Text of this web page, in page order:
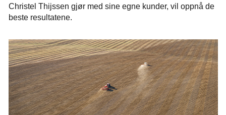
Christel Thijssen gjør med sine egne kunder, vil oppnå de
beste resultatene.